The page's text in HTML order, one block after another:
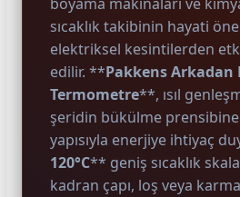
Pako Şalterler
sıcaklık takibinin hayati
elektriksel kesintilerden
edilir. **Pakkens Arkadan
Termometre**, ısıl
şeridin bükülme
yapısıyla enerjiye ihtiyaç
120°C** geniş sıcaklık
kadran çapı, loş veya